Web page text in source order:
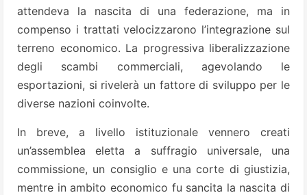
attendeva la nascita di una federazione, ma in
compenso i trattati velocizzarono l’integrazione sul
terreno economico. La progressiva liberalizzazione
degli scambi commerciali, agevolando le
esportazioni, si rivelerà un fattore di sviluppo per le
diverse nazioni coinvolte.
In breve, a livello istituzionale vennero creati
un’assemblea eletta a suffragio universale, una
commissione, un consiglio e una corte di giustizia,
mentre in ambito economico fu sancita la nascita di